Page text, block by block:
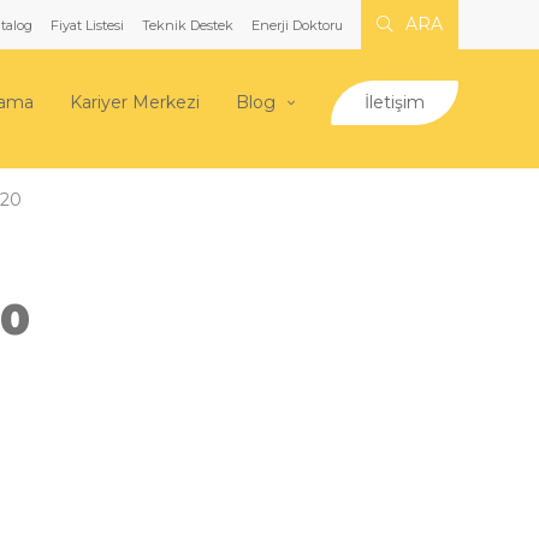
Fiyat Listesi Teknik Destek Enerji Doktoru ARA
Kariyer Merkezi Blog İletişim